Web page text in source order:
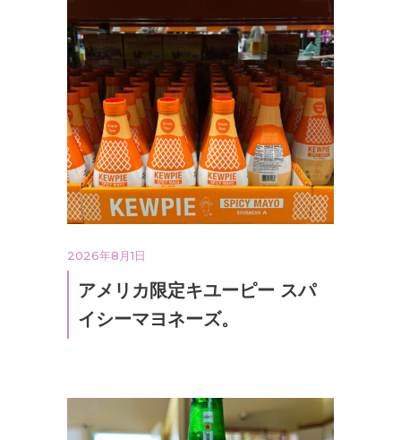
2026年8月1日
アメリカ限定キユーピー スパ
イシーマヨネーズ。